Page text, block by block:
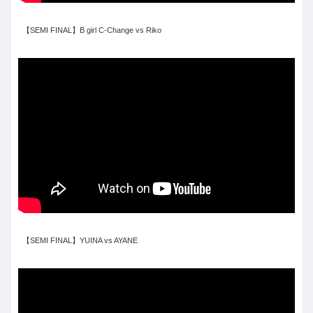
【SEMI FINAL】B girl C-Change vs Riko
【SEMI FINAL】YUINA vs AYANE